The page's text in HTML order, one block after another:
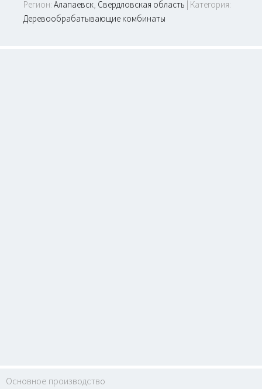
Регион: Алапаевск, Свердловская область | Категория:
Деревообрабатывающие комбинаты
Основное производство